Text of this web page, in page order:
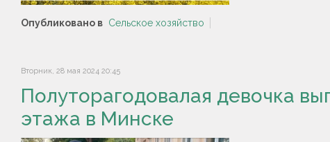
Опубликовано в Сельское хозяйство
Вторник, 28 мая 2024 20:45
Полуторагодовалая девочка
этажа в Минске